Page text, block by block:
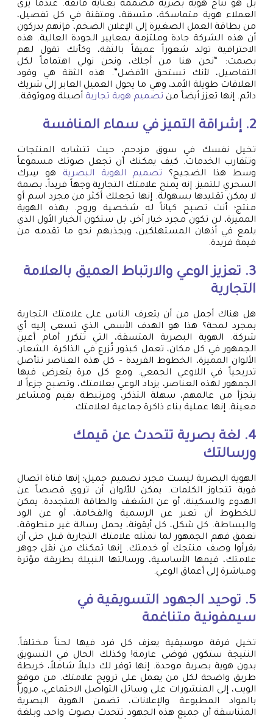
بل هو نتاج هوية بصرية مصممة بعناية فائقة. عندما يرى
العملاء هوية متماسكة، متسقة، ومتقنة في كل تفصيل،
من بطاقة العمل الصغيرة إلى الإعلان الضخم، فإنهم يدركون
أن هذه الشركة جادة وملتزمة بمعايير الجودة العالية. هذه
الاحترافية تولد شعوراً عميقاً بالثقة، وكأنك تقول لهم
بصمت: “نحن هنا من أجلك، ونحن نولي اهتماماً لكل
التفاصيل، لأنك تستحق الأفضل”. هذه الثقة هي وقود
العلاقات طويلة الأمد، وهي ما يحول العميل العابر إلى شريك
دائم. إنها تعزز أيضاً من تصميم هوية تجارية أصيلة وموثوقة.
2. إشراقة التميز في سماء المنافسة
تخيل نفسك في سوق مزدحم، حيث تتشابه المنتجات
وتتقارب الخدمات. كيف يمكنك أن تجعل صوتك مسموعاً
وسط هذا الضجيج؟ تصميم الهوية البصرية هو سِرك
السحري للتميز. إنه يمنح علامتك التجارية وجهاً فريداً، بصمة
لا يمكن تقليدها بسهولة. إنها تجعلك أكثر من مجرد اسم أو
منتج؛ أنت تصبح كياناً له شخصية وروح. بهذه الهوية
المميزة، لن تكون مجرد خيار آخر، بل ستكون الخيار الأول الذي
يلمع في أذهان المستهلكين، ويجذبهم نحو ما تقدمه من
قيمة فريدة.
3. تعزيز الوعي والارتباط العميق بالعلامة
التجارية
هل هناك أجمل من أن يتعرف الناس على علامتك التجارية
بمجرد لمحة؟ هذا هو الهدف الأسمى الذي تسعى إليه أي
شركة. الهوية البصرية المتسقة، التي تتكرر أمام أعين
الجمهور في كل مكان، تعمل كبذور تُزرع في الذاكرة. الشعار،
الألوان المميزة، الخطوط الفريدة – كل هذه العناصر تتأصل
تدريجياً في اللاوعي الجمعي. ومع كل مرة يتعرض فيها
الجمهور لهذه العناصر، يزداد الوعي بعلامتك، وتصبح جزءاً لا
يتجزأ من عالمهم، سهلة التذكر، ومرتبطة بقيم ومشاعر
معينة. إنها عملية بناء ذاكرة جماعية لعلامتك.
4. لغة بصرية تتحدث عن قيمك
ورسالتك
الهوية البصرية ليست مجرد تصميم جميل؛ إنها قناة اتصال
قوية تتجاوز الكلمات. يمكن للألوان أن تروي قصصاً عن
الهدوء والسكينة، أو عن الشغف والطاقة المتجددة. يمكن
للخطوط أن تعبر عن الرسمية والفخامة، أو عن الود
والبساطة. كل شكل، كل أيقونة، يحمل رسالة غير منطوقة،
تعمق فهم الجمهور لما تمثله علامتك التجارية قبل حتى أن
يقرأوا وصف منتجك أو خدمتك. إنها تمكنك من نقل جوهر
علامتك، قيمها الأساسية، ورسالتها النبيلة بطريقة مؤثرة
ومباشرة إلى أعماق الوعي.
5. توحيد الجهود التسويقية في
سيمفونية متناغمة
تخيل فرقة موسيقية يعزف كل فرد فيها لحناً مختلفاً.
النتيجة ستكون فوضى عارمة! وكذلك الحال في التسويق
بدون هوية بصرية موحدة. إنها توفر لك دليلاً شاملاً، خريطة
طريق واضحة لكل من يعمل على ترويج علامتك. من موقع
الويب، إلى المنشورات على وسائل التواصل الاجتماعي، مروراً
بالمواد المطبوعة والإعلانات، تضمن الهوية البصرية
المتناسقة أن جميع هذه الجهود تتحدث بصوت واحد، وبلغة